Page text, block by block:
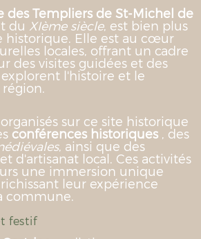
des Templiers de St-Michel de
du XIème siècle, est bien plus
historique. Elle est au cœur
locales, offrant un cadre
des visites guidées et des
l'histoire et le
sur ce site historique
conférences historiques , des
, ainsi que des
d'artisanat local. Ces activités
une immersion unique
leur expérience
commune.
festif